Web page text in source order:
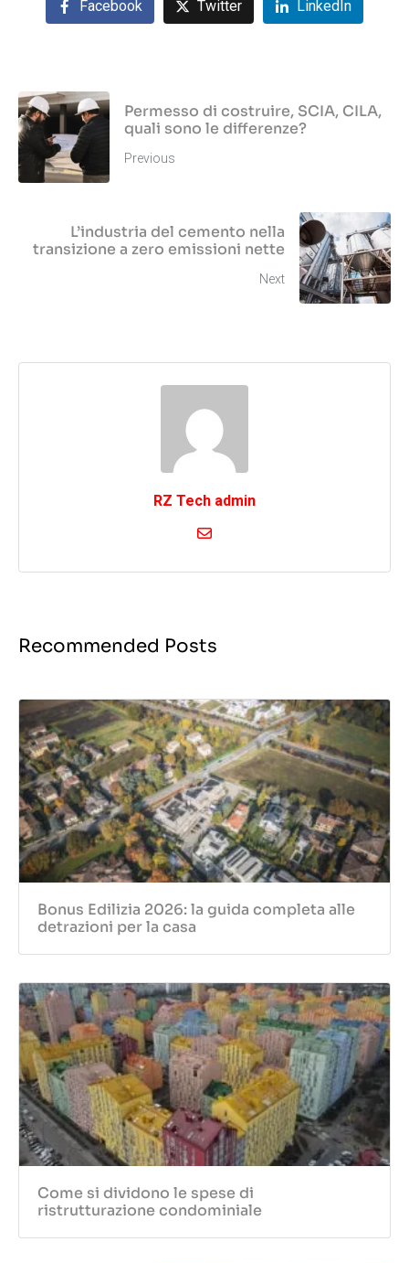
Facebook Twitter LinkedIn
Permesso di costruire, SCIA, CILA,
quali sono le differenze?
Previous
L’industria del cemento nella
transizione a zero emissioni nette
Next
RZ Tech admin
Recommended Posts
Bonus Edilizia 2026: la guida completa alle
detrazioni per la casa
Come si dividono le spese di
ristrutturazione condominiale